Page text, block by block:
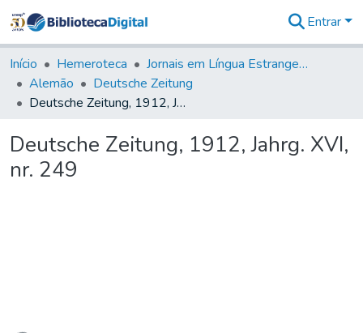
&
Coleções
Tudo na
Biblioteca
Estatísticas
Entrar
Início Hemeroteca
Jornais em Língua Estrangeira
Alemão
Deutsche Zeitung
Deutsche Zeitung, 1912, Jahrg. XVI, nr. 249
Deutsche Zeitung, 1912, Jahrg. XVI,
nr. 249